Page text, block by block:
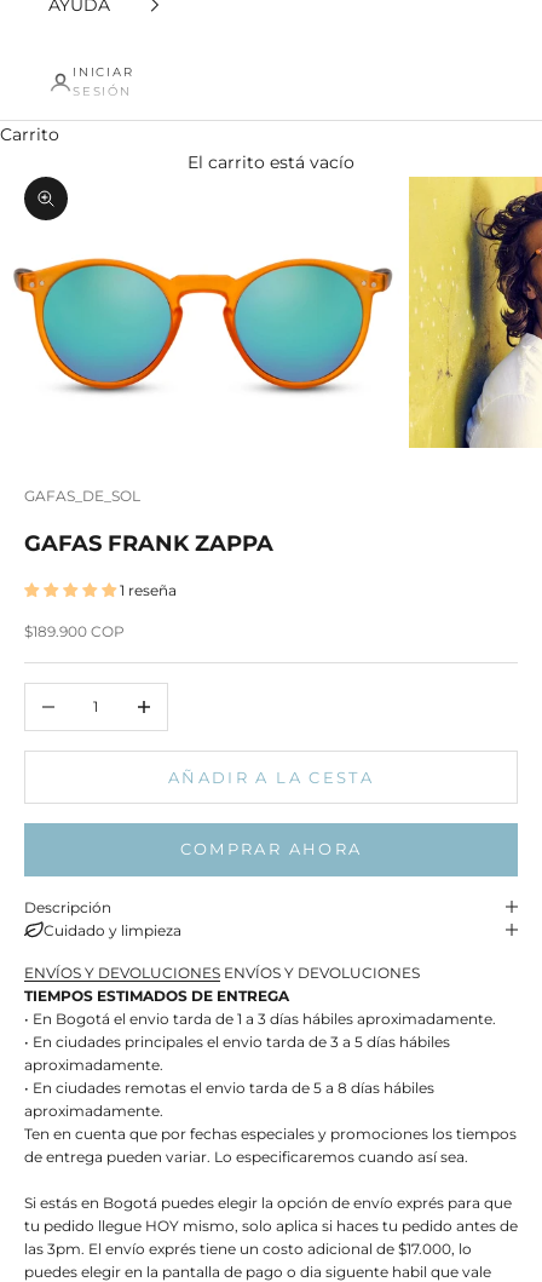
AYUDA
INICIAR
SESIÓN
Carrito
El carrito está vacío
Zoom
GAFAS_DE_SOL
GAFAS FRANK ZAPPA
1 reseña
Precio de oferta
$189.900 COP
AÑADIR A LA CESTA
COMPRAR AHORA
Descripción
Cuidado y limpieza
ENVÍOS Y DEVOLUCIONES ENVÍOS Y DEVOLUCIONES
TIEMPOS ESTIMADOS DE ENTREGA
• En Bogotá el envio tarda de 1 a 3 días hábiles aproximadamente.
• En ciudades principales el envio tarda de 3 a 5 días hábiles
aproximadamente.
• En ciudades remotas el envio tarda de 5 a 8 días hábiles
aproximadamente.
Ten en cuenta que por fechas especiales y promociones los tiempos
de entrega pueden variar. Lo especificaremos cuando así sea.
Si estás en Bogotá puedes elegir la opción de envío exprés para que
tu pedido llegue HOY mismo, solo aplica si haces tu pedido antes de
las 3pm. El envío exprés tiene un costo adicional de $17.000, lo
puedes elegir en la pantalla de pago o dia siguente habil que vale